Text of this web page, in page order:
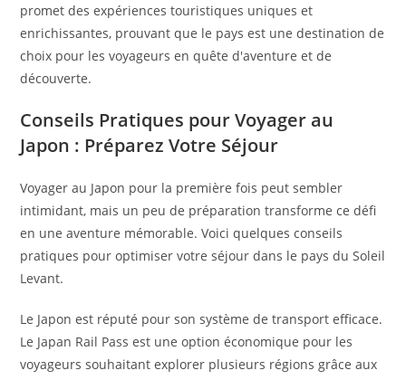
promet des expériences touristiques uniques et
enrichissantes, prouvant que le pays est une destination de
choix pour les voyageurs en quête d'aventure et de
découverte.
Conseils Pratiques pour Voyager au
Japon : Préparez Votre Séjour
Voyager au Japon pour la première fois peut sembler
intimidant, mais un peu de préparation transforme ce défi
en une aventure mémorable. Voici quelques conseils
pratiques pour optimiser votre séjour dans le pays du Soleil
Levant.
Le Japon est réputé pour son système de transport efficace.
Le Japan Rail Pass est une option économique pour les
voyageurs souhaitant explorer plusieurs régions grâce aux